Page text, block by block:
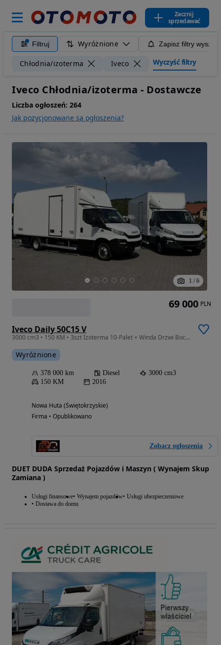
Zacznij
sprzedawać
Filtruj Wyróżnione Zapisz filtry
Chłodnia/izoterma Iveco Wyczyść filtry
Iveco Chłodnia/izoterma - Dostawcze
Liczba ogłoszeń: 264
Jak pozycjonowane są ogłoszenia?
1 / 6
Iveco Daily 50C15 V
3000 cm3 • 150 KM • 3szt Izoterma 10-Palet + Winda Drzwi Boczne Zabudowa Iglocar
Wyróżnione
378 000 km Diesel
3000 cm3
150 KM
2016
Nowa Huta (Świętokrzyskie)
Firma • Opublikowano
Zobacz ogłoszenia
DUET DUDA Sprzedaż Pojazdów i Maszyn ( Wynajem Skup
Zamiana )
Usługi finansowe Wynajem pojazdów Usługi ubezpieczeniowe
Dostawa do domu
69 000 PLN